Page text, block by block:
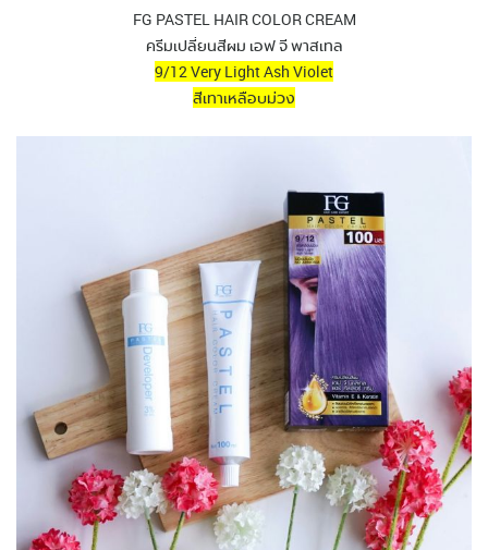
FG PASTEL HAIR COLOR CREAM
ครีมเปลี่ยนสีผม เอฟ จี พาสเทล
9/12 Very Light Ash Violet
สีเทาเหลือบม่วง